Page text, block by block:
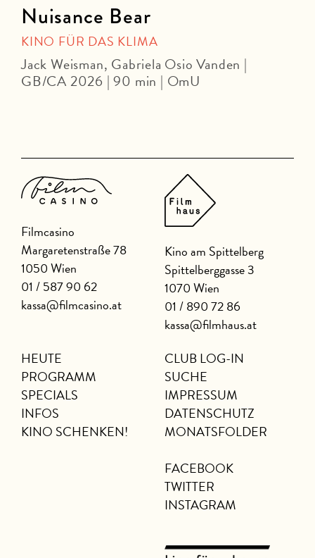
Nuisance Bear
KINO FÜR DAS KLIMA
Jack Weisman, Gabriela Osio Vanden |
GB/CA 2026 | 90 min | OmU
Filmcasino
Margaretenstraße 78
1050 Wien
01 / 587 90 62
kassa@filmcasino.at
Kino am Spittelberg
Spittelberggasse 3
1070 Wien
01 / 890 72 86
kassa@filmhaus.at
HEUTE
PROGRAMM
SPECIALS
INFOS
KINO SCHENKEN!
CLUB LOG-IN
SUCHE
IMPRESSUM
DATENSCHUTZ
MONATSFOLDER
FACEBOOK
TWITTER
INSTAGRAM